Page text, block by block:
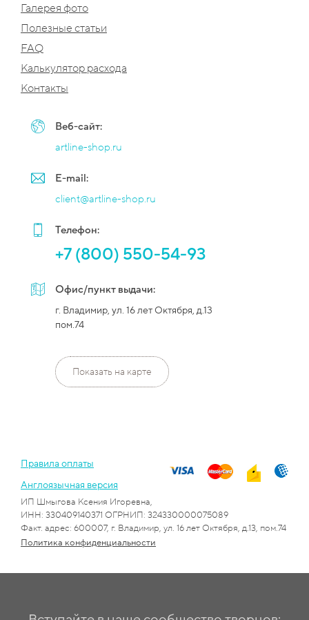
Галерея фото
Полезные статьи
FAQ
Калькулятор расхода
Контакты
Веб-сайт:
artline-shop.ru
E-mail:
client@artline-shop.ru
Телефон:
+7 (800) 550-54-93
Офис/пункт выдачи:
г. Владимир, ул. 16 лет Октября, д.13
пом.74
Показать на карте
Правила оплаты
Англоязычная версия
ИП Шмыгова Ксения Игоревна,
ИНН: 330409140371 ОГРНИП: 324330000075089
Факт. адрес: 600007, г. Владимир, ул. 16 лет Октября, д.13, пом.74
Политика конфиденциальности